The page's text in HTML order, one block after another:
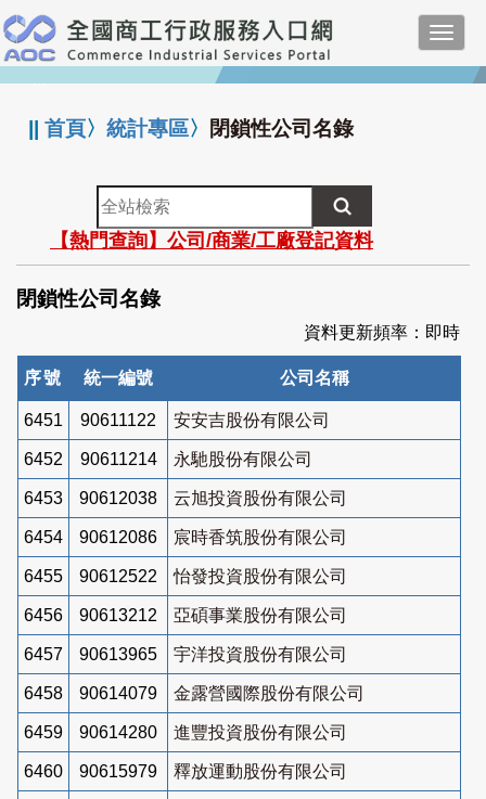
跳
到
主
要
:::
||首頁〉統計專區〉 閉鎖性公司名錄
全
站
檢
索
【熱門查詢】公司/商業/工廠登記資料
閉鎖性公司名錄
資料更新頻率：即時
序號 統一編號 公司名稱
6451 90611122 安安吉股份有限公司
6452 90611214 永馳股份有限公司
6453 90612038 云旭投資股份有限公司
6454 90612086 宸時香筑股份有限公司
6455 90612522 怡發投資股份有限公司
6456 90613212 亞碩事業股份有限公司
6457 90613965 宇洋投資股份有限公司
6458 90614079 金露營國際股份有限公司
6459 90614280 進豐投資股份有限公司
6460 90615979 釋放運動股份有限公司